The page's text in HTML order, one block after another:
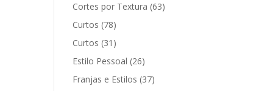
Cortes por Textura (63)
Curtos (78)
Curtos (31)
Estilo Pessoal (26)
Franjas e Estilos (37)